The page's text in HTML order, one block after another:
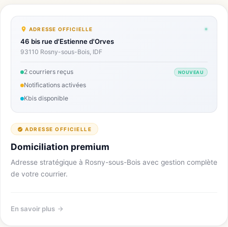
ADRESSE OFFICIELLE
46 bis rue d'Estienne d'Orves
93110 Rosny-sous-Bois, IDF
2 courriers reçus NOUVEAU
Notifications activées
Kbis disponible
ADRESSE OFFICIELLE
Domiciliation premium
Adresse stratégique à Rosny-sous-Bois avec gestion complète
de votre courrier.
En savoir plus